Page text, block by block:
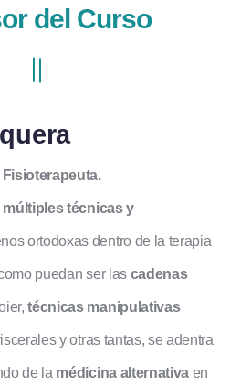
del Curso
múltiples técnicas y
ortodoxas dentro de la terapia
puedan ser las cadenas
técnicas manipulativas
y otras tantas, se adentra
de la médicina alternativa en